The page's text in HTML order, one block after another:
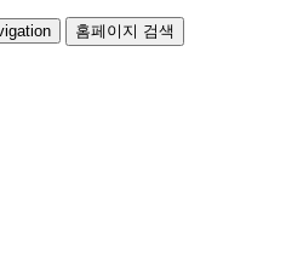
홈페이지 검색